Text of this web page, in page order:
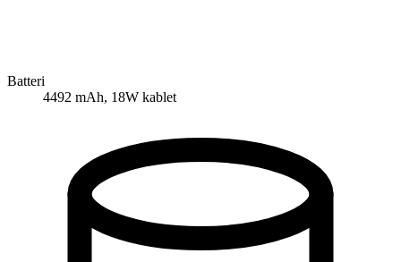
Batteri
4492 mAh, 18W kablet